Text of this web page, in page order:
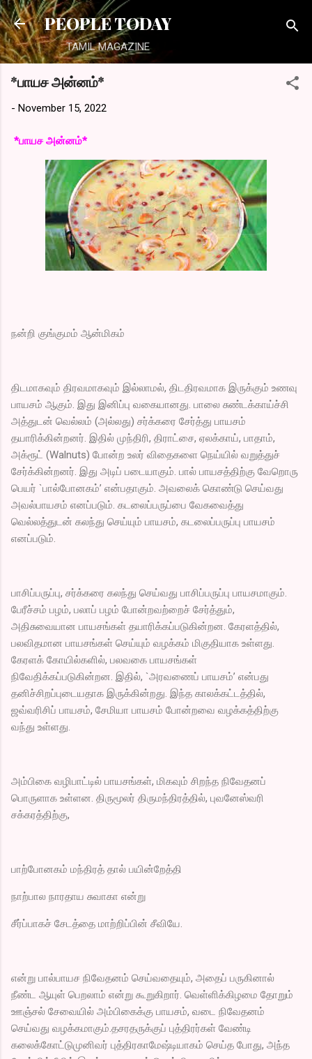
Skip to main content
PEOPLE TODAY
TAMIL MAGAZINE
*பாயச அன்னம்*
- November 15, 2022
*பாயச அன்னம்*
நன்றி குங்குமம் ஆன்மிகம்
திடமாகவும் திரவமாகவும் இல்லாமல், திடதிரவமாக இருக்கும் உணவு
பாயசம் ஆகும். இது இனிப்பு வகையானது. பாலை சுண்டக்காய்ச்சி
அத்துடன் வெல்லம் (அல்லது) சர்க்கரை சேர்த்து பாயசம்
தயாரிக்கின்றனர். இதில் முந்திரி, திராட்சை, ஏலக்காய், பாதாம்,
அக்ரூட் (Walnuts) போன்ற உலர் விதைகளை நெய்யில் வறுத்துச்
சேர்க்கின்றனர். இது அடிப் படையாகும். பால் பாயசத்திற்கு வேறொரு
பெயர் `பால்போனகம்’ என்பதாகும். அவலைக் கொண்டு செய்வது
அவல்பாயசம் எனப்படும். கடலைப்பருப்பை வேகவைத்து
வெல்லத்துடன் கலந்து செய்யும் பாயசம், கடலைப்பருப்பு பாயசம்
எனப்படும்.
பாசிப்பருப்பு, சர்க்கரை கலந்து செய்வது பாசிப்பருப்பு பாயசமாகும்.
பேரீச்சம் பழம், பலாப் பழம் போன்றவற்றைச் சேர்த்தும்,
அதிசுவையான பாயசங்கள் தயாரிக்கப்படுகின்றன. கேரளத்தில்,
பலவிதமான பாயசங்கள் செய்யும் வழக்கம் மிகுதியாக உள்ளது.
கேரளக் கோயில்களில், பலவகை பாயசங்கள்
நிவேதிக்கப்படுகின்றன. இதில், `அரவணைப் பாயசம்’ என்பது
தனிச்சிறப்புடையதாக இருக்கின்றது. இந்த காலக்கட்டத்தில்,
ஜவ்வரிசிப் பாயசம், சேமியா பாயசம் போன்றவை வழக்கத்திற்கு
வந்து உள்ளது.
அம்பிகை வழிபாட்டில் பாயசங்கள், மிகவும் சிறந்த நிவேதனப்
பொருளாக உள்ளன. திருமூலர் திருமந்திரத்தில், புவனேஸ்வரி
சக்கரத்திற்கு,
பாற்போனகம் மந்திரத் தால் பயின்றேத்தி
நாற்பால நாரதாய சுவாகா என்று
சீர்ப்பாகச் சேடத்தை மாற்றிப்பின் சீவியே.
என்று பால்பாயச நிவேதனம் செய்வதையும், அதைப் பருகினால்
நீண்ட ஆயுள் பெறலாம் என்று கூறுகிறார். வெள்ளிக்கிழமை தோறும்
ஊஞ்சல் சேவையில் அம்பிகைக்கு பாயசம், வடை நிவேதனம்
செய்வது வழக்கமாகும்.தசரதருக்குப் புத்திரர்கள் வேண்டி
கலைக்கோட்டுமுனிவர் புத்திரகாமேஷ்டியாகம் செய்த போது, அந்த